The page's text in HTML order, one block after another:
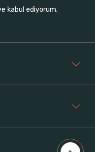
kabul ediyorum.